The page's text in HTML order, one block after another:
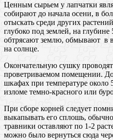
Ценным сырьем у лапчатки
собирают до начала осени, в
отыскать среди других
глубоко под землей, на
обтрясают землю, обмывают в
на солнце.
Окончательную сушку
проветриваемом помещении.
шкафах при температуре около
изломе темно-красного или
При сборе корней следует
выкапывать его сплошь,
травники оставляют по 1-2
можно было вернуться сюда